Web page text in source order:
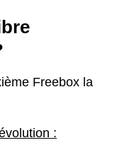
Freebox la
: